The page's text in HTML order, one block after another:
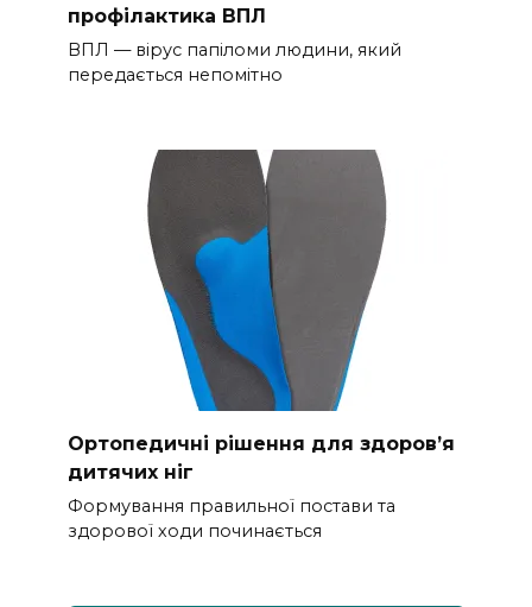
профілактика ВПЛ
ВПЛ — вірус папіломи людини, який
передається непомітно
Ортопедичні рішення для здоров’я
дитячих ніг
Формування правильної постави та
здорової ходи починається